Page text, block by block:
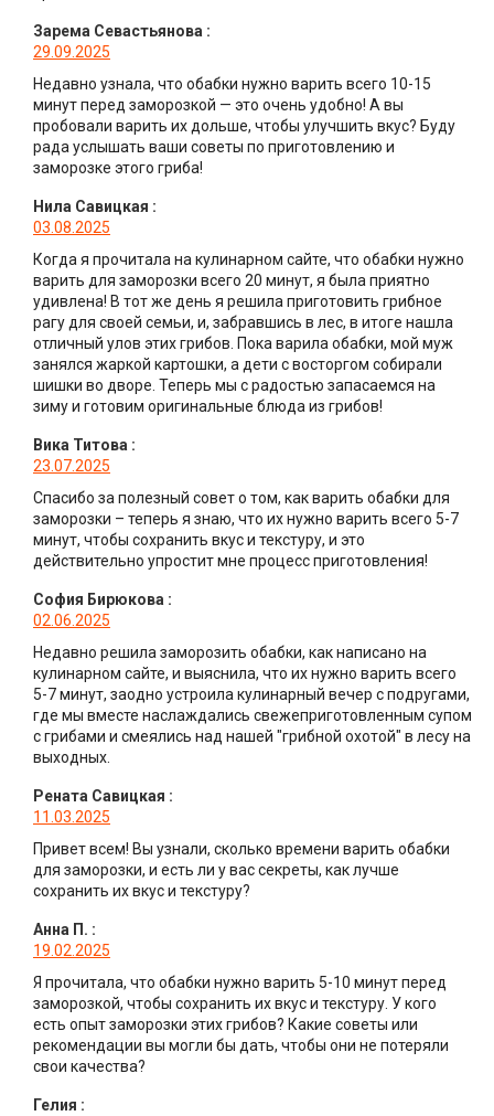
Зарема Севастьянова :
29.09.2025
Недавно узнала, что обабки нужно варить всего 10-15
минут перед заморозкой — это очень удобно! А вы
пробовали варить их дольше, чтобы улучшить вкус? Буду
рада услышать ваши советы по приготовлению и
заморозке этого гриба!
Нила Савицкая :
03.08.2025
Когда я прочитала на кулинарном сайте, что обабки нужно
варить для заморозки всего 20 минут, я была приятно
удивлена! В тот же день я решила приготовить грибное
рагу для своей семьи, и, забравшись в лес, в итоге нашла
отличный улов этих грибов. Пока варила обабки, мой муж
занялся жаркой картошки, а дети с восторгом собирали
шишки во дворе. Теперь мы с радостью запасаемся на
зиму и готовим оригинальные блюда из грибов!
Вика Титова :
23.07.2025
Спасибо за полезный совет о том, как варить обабки для
заморозки – теперь я знаю, что их нужно варить всего 5-7
минут, чтобы сохранить вкус и текстуру, и это
действительно упростит мне процесс приготовления!
София Бирюкова :
02.06.2025
Недавно решила заморозить обабки, как написано на
кулинарном сайте, и выяснила, что их нужно варить всего
5-7 минут, заодно устроила кулинарный вечер с подругами,
где мы вместе наслаждались свежеприготовленным супом
с грибами и смеялись над нашей "грибной охотой" в лесу на
выходных.
Рената Савицкая :
11.03.2025
Привет всем! Вы узнали, сколько времени варить обабки
для заморозки, и есть ли у вас секреты, как лучше
сохранить их вкус и текстуру?
Анна П. :
19.02.2025
Я прочитала, что обабки нужно варить 5-10 минут перед
заморозкой, чтобы сохранить их вкус и текстуру. У кого
есть опыт заморозки этих грибов? Какие советы или
рекомендации вы могли бы дать, чтобы они не потеряли
свои качества?
Гелия :